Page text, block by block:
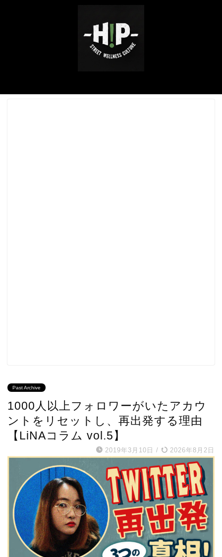
Past Archive
1000人以上フォロワーがいたアカウ
ントをリセットし、再出発する理由
【LiNAコラム vol.5】
2019年3月10日 / 2026年8月2日